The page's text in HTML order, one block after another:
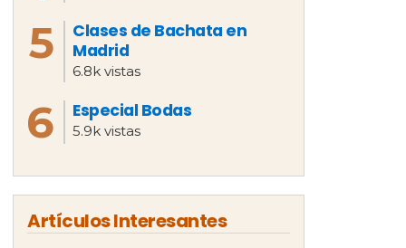
Clases de Bachata en
Madrid
6.8k vistas
Especial Bodas
5.9k vistas
Artículos Interesantes